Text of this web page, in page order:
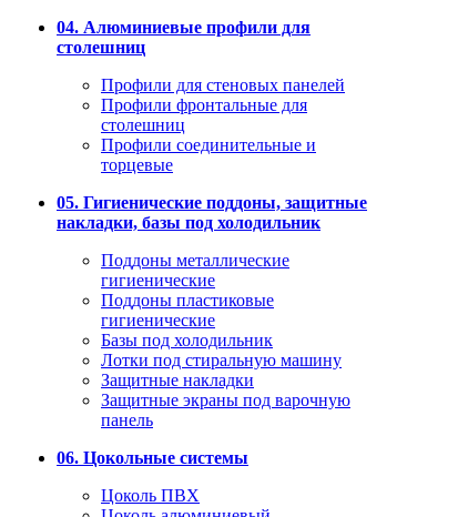
04. Алюминиевые профили для
столешниц
Профили для стеновых панелей
Профили фронтальные для
столешниц
Профили соединительные и
торцевые
05. Гигиенические поддоны, защитные
накладки, базы под холодильник
Поддоны металлические
гигиенические
Поддоны пластиковые
гигиенические
Базы под холодильник
Лотки под стиральную машину
Защитные накладки
Защитные экраны под варочную
панель
06. Цокольные системы
Цоколь ПВХ